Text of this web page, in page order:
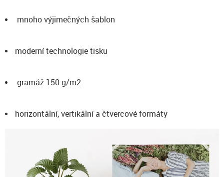
mnoho výjimečných šablon
moderní technologie tisku
gramáž 150 g/m2
horizontální, vertikální a čtvercové formáty